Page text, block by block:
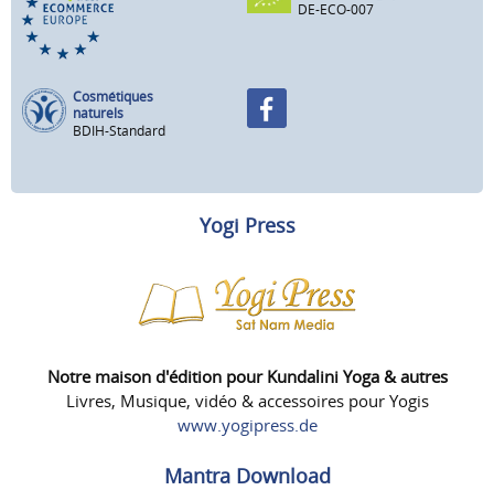
DE-ECO-007
Cosmétiques
naturels
BDIH-Standard
Yogi Press
Notre maison d'édition pour Kundalini Yoga & autres
Livres, Musique, vidéo & accessoires pour Yogis
www.yogipress.de
Mantra Download